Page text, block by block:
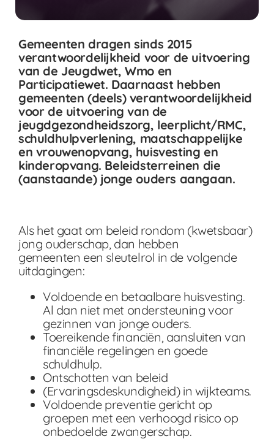
Gemeenten dragen sinds 2015
verantwoordelijkheid voor de uitvoering
van de Jeugdwet, Wmo en
Participatiewet. Daarnaast hebben
gemeenten (deels) verantwoordelijkheid
voor de uitvoering van de
jeugdgezondheidszorg, leerplicht/RMC,
schuldhulpverlening, maatschappelijke
en vrouwenopvang, huisvesting en
kinderopvang. Beleidsterreinen die
(aanstaande) jonge ouders aangaan.
Als het gaat om beleid rondom (kwetsbaar)
jong ouderschap, dan hebben
gemeenten een sleutelrol in de volgende
uitdagingen:
Voldoende en betaalbare huisvesting.
Al dan niet met ondersteuning voor
gezinnen van jonge ouders.
Toereikende financiën, aansluiten van
financiële regelingen en goede
schuldhulp.
Ontschotten van beleid
(Ervaringsdeskundigheid) in wijkteams.
Voldoende preventie gericht op
groepen met een verhoogd risico op
onbedoelde zwangerschap.